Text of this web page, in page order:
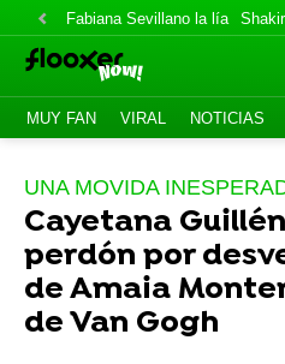
Fabiana Sevillano la lía
MUY FAN VIRAL NOTICIAS
UNA MOVIDA
Cayetana
perdón por
de Amaia
de Van Gogh